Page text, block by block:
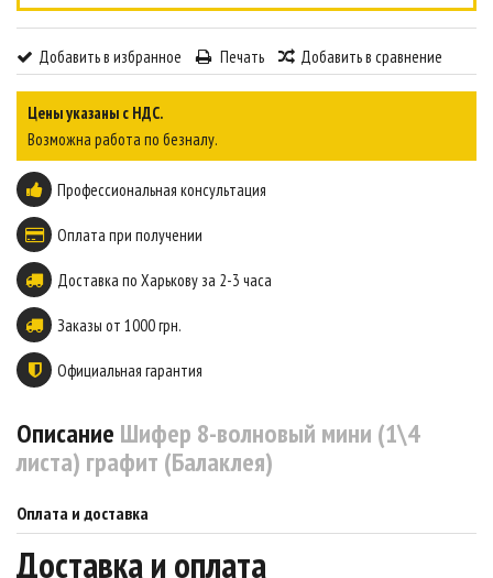
Добавить в избранное Печать Добавить в сравнение
Цены указаны с НДС.
Возможна работа по безналу.
Профессиональная консультация
Оплата при получении
Доставка по Харькову за 2-3 часа
Заказы от 1000 грн.
Официальная гарантия
Описание Шифер 8-волновый мини (1\4
листа) графит (Балаклея)
Оплата и доставка
Доставка и оплата